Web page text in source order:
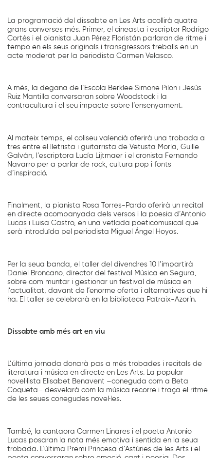
La programació del dissabte en Les Arts acollirà quatre
grans converses més. Primer, el cineasta i escriptor Rodrigo
Cortés i el pianista Juan Pérez Floristán parlaran de ritme i
tempo en els seus originals i transgressors treballs en un
acte moderat per la periodista Carmen Velasco.
A més, la degana de l’Escola Berklee Simone Pilon i Jesús
Ruiz Mantilla conversaran sobre Woodstock i la
contracultura i el seu impacte sobre l’ensenyament.
Al mateix temps, el coliseu valencià oferirà una trobada a
tres entre el lletrista i guitarrista de Vetusta Morla, Guille
Galván, l’escriptora Lucía Lijtmaer i el cronista Fernando
Navarro per a parlar de rock, cultura pop i fonts
d’inspiració.
Finalment, la pianista Rosa Torres-Pardo oferirà un recital
en directe acompanyada dels versos i la poesia d’Antonio
Lucas i Luisa Castro, en una vetlada poeticomusical que
serà introduïda pel periodista Miguel Ángel Hoyos.
Per la seua banda, el taller del divendres 10 l’impartirà
Daniel Broncano, director del festival Música en Segura,
sobre com muntar i gestionar un festival de música en
l’actualitat, davant de l’enorme oferta i alternatives que hi
ha. El taller se celebrarà en la biblioteca Patraix-Azorín.
Dissabte amb més art en viu
L’última jornada donarà pas a més trobades i recitals de
literatura i música en directe en Les Arts. La popular
novel·lista Elisabet Benavent –coneguda com a Beta
Coqueta– desvelarà com la música recorre i traça el ritme
de les seues conegudes novel·les.
També, la cantaora Carmen Linares i el poeta Antonio
Lucas posaran la nota més emotiva i sentida en la seua
trobada. L’última Premi Princesa d’Astúries de les Arts i el